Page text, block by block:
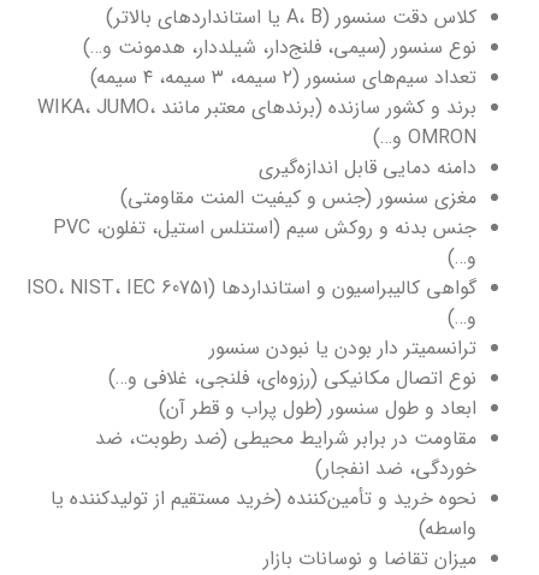
کلاس دقت سنسور (A، B یا استانداردهای بالاتر)
نوع سنسور (سیمی، فلنج‌دار، شیلددار، هدمونت و…)
تعداد سیم‌های سنسور (۲ سیمه، ۳ سیمه، ۴ سیمه)
برند و کشور سازنده (برندهای معتبر مانند WIKA، JUMO،
OMRON و…)
دامنه دمایی قابل اندازه‌گیری
مغزی سنسور (جنس و کیفیت المنت مقاومتی)
جنس بدنه و روکش سیم (استنلس استیل، تفلون، PVC
و…)
گواهی کالیبراسیون و استانداردها (ISO، NIST، IEC 60751
و…)
ترانسمیتر دار بودن یا نبودن سنسور
نوع اتصال مکانیکی (رزوه‌ای، فلنجی، غلافی و…)
ابعاد و طول سنسور (طول پراب و قطر آن)
مقاومت در برابر شرایط محیطی (ضد رطوبت، ضد
خوردگی، ضد انفجار)
نحوه خرید و تأمین‌کننده (خرید مستقیم از تولیدکننده یا
واسطه)
میزان تقاضا و نوسانات بازار